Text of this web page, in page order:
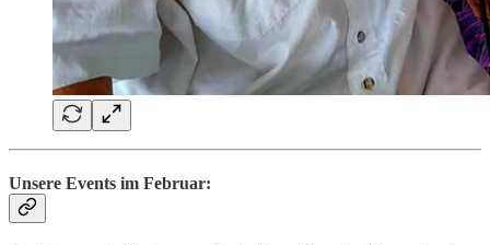
Unsere Events im Februar: